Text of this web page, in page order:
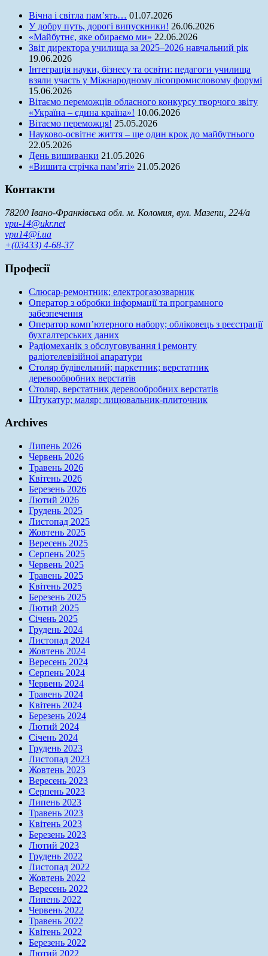
Вічна і світла пам’ять… 01.07.2026
У добру путь, дорогі випускники! 26.06.2026
«Майбутнє, яке обираємо ми» 22.06.2026
Звіт директора училища за 2025–2026 навчальний рік
19.06.2026
Інтеграція науки, бізнесу та освіти: педагоги училища
взяли участь у Міжнародному лісопромисловому форумі
15.06.2026
Вітаємо переможців обласного конкурсу творчого звіту
«Україна – єдина країна»! 10.06.2026
Вітаємо переможця! 25.05.2026
Науково-освітнє життя – ще один крок до майбутнього
22.05.2026
День вишиванки 21.05.2026
«Вишита стрічка пам’яті» 21.05.2026
Контакти
78200 Івано-Франківська обл. м. Коломия, вул. Мазепи, 224/а
vpu-14@ukr.net
vpu14@i.ua
+(03433) 4-68-37
Професії
Слюсар-ремонтник; електрогазозварник
Оператор з обробки інформації та програмного
забезпечення
Оператор комп’ютерного набору; обліковець з реєстрації
бухгалтерських даних
Радіомеханік з обслуговування і ремонту
радіотелевізійної апаратури
Столяр будівельний; паркетник; верстатник
деревообробних верстатів
Столяр, верстатник деревообробних верстатів
Штукатур; маляр; лицювальник-плиточник
Archives
Липень 2026
Червень 2026
Травень 2026
Квітень 2026
Березень 2026
Лютий 2026
Грудень 2025
Листопад 2025
Жовтень 2025
Вересень 2025
Серпень 2025
Червень 2025
Травень 2025
Квітень 2025
Березень 2025
Лютий 2025
Січень 2025
Грудень 2024
Листопад 2024
Жовтень 2024
Вересень 2024
Серпень 2024
Червень 2024
Травень 2024
Квітень 2024
Березень 2024
Лютий 2024
Січень 2024
Грудень 2023
Листопад 2023
Жовтень 2023
Вересень 2023
Серпень 2023
Липень 2023
Травень 2023
Квітень 2023
Березень 2023
Лютий 2023
Грудень 2022
Листопад 2022
Жовтень 2022
Вересень 2022
Липень 2022
Червень 2022
Травень 2022
Квітень 2022
Березень 2022
Лютий 2022